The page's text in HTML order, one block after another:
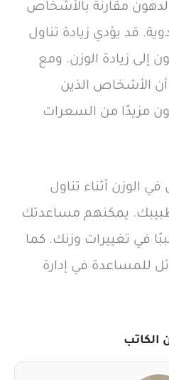
مقارنة بالأشخاص
قد يؤدي زيادة تناول
إلى زيادة الوزن. ومع
أن الأشخاص الذين
مزيدًا من السعرات
الوزن أثناء تناول
يمكنهم مساعدتك
في تغييرات وزنك. كما
للمساعدة في إدارة
الكاتب